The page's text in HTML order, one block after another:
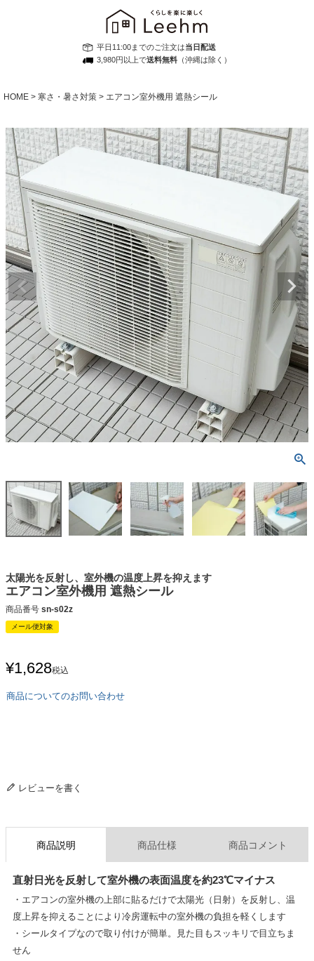
平日11:00までのご注文は当日配送
3,980円以上で送料無料 （沖縄は除く）
HOME 寒さ・暑さ対策 エアコン室外機用 遮熱シール
太陽光を反射し、室外機の温度上昇を抑えます
エアコン室外機用 遮熱シール
商品番号 sn-s02z
メール便対象
¥1,628税込
商品についてのお問い合わせ
レビューを書く
商品説明 商品仕様 商品コメント
直射日光を反射して室外機の表面温度を約23℃マイナス
・エアコンの室外機の上部に貼るだけで太陽光（日射）を反射し、温
度上昇を抑えることにより冷房運転中の室外機の負担を軽くします
・シールタイプなので取り付けが簡単。見た目もスッキリで目立ちま
せん